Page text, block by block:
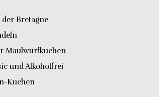
der Bretagne
Maulwurfkuchen
und Alkoholfrei
Kuchen